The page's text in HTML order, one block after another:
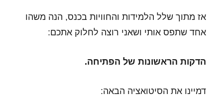
אז מתוך שלל הלמידות והחוויות בכנס, הנה משהו
אחד שתפס אותי ושאני רוצה לחלוק אתכם:
הדקות הראשונות של הפתיחה.
דמיינו את הסיטואציה הבאה: